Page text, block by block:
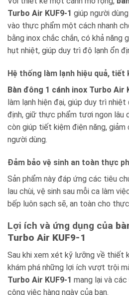
Turbo Air KUF9-1 giúp người
vào thực phẩm một cách nhanh
bằng inox chắc chắn, có khả năng
hụt nhiệt, giúp duy trì độ lạnh ổn
Hệ thống làm lạnh hiệu quả, tiết
Bàn đông 1 cánh inox Turbo Air
làm lạnh hiện đại, giúp duy trì
định, giữ thực phẩm tươi ngon lâu
còn giúp tiết kiệm điện năng, giảm
người dùng.
Đảm bảo vệ sinh an toàn thực
Sản phẩm này đáp ứng các tiêu
lau chùi, vệ sinh sau mỗi ca làm
bếp luôn sạch sẽ, an toàn cho
Lợi ích và ứng dụng của
Turbo Air KUF9-1
Sau khi xem xét kỹ lưỡng về thiết
khám phá những lợi ích vượt trội
Turbo Air KUF9-1 mang lại và
công việc hàng ngày của bạn.